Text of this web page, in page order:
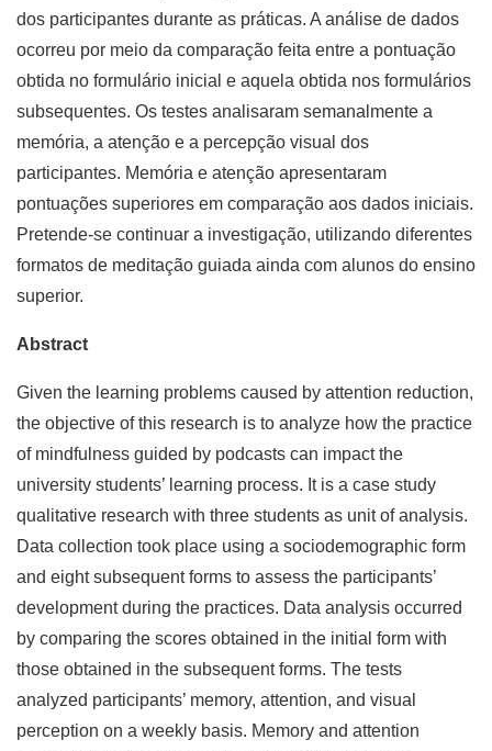
dos participantes durante as práticas. A análise de dados
ocorreu por meio da comparação feita entre a pontuação
obtida no formulário inicial e aquela obtida nos formulários
subsequentes. Os testes analisaram semanalmente a
memória, a atenção e a percepção visual dos
participantes. Memória e atenção apresentaram
pontuações superiores em comparação aos dados iniciais.
Pretende-se continuar a investigação, utilizando diferentes
formatos de meditação guiada ainda com alunos do ensino
superior.
Abstract
Given the learning problems caused by attention reduction,
the objective of this research is to analyze how the practice
of mindfulness guided by podcasts can impact the
university students’ learning process. It is a case study
qualitative research with three students as unit of analysis.
Data collection took place using a sociodemographic form
and eight subsequent forms to assess the participants’
development during the practices. Data analysis occurred
by comparing the scores obtained in the initial form with
those obtained in the subsequent forms. The tests
analyzed participants’ memory, attention, and visual
perception on a weekly basis. Memory and attention